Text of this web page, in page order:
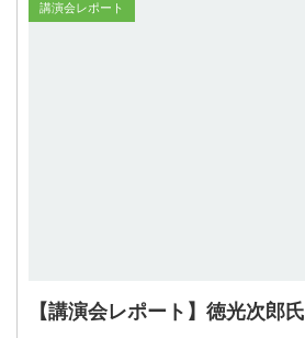
講演会レポート
【講演会レポート】徳光次郎氏